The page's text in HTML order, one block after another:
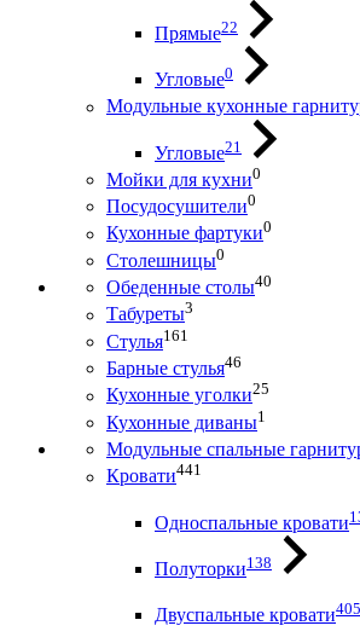
Прямые22
Угловые0
Модульные кухонные
Угловые21
Мойки для кухни0
Посудосушители0
Кухонные фартуки0
Столешницы0
Обеденные столы40
Табуреты3
Стулья161
Барные стулья46
Кухонные уголки25
Кухонные диваны1
Модульные спальные
Кровати441
Односпальные кровати
Полуторки138
Двуспальные кровати405